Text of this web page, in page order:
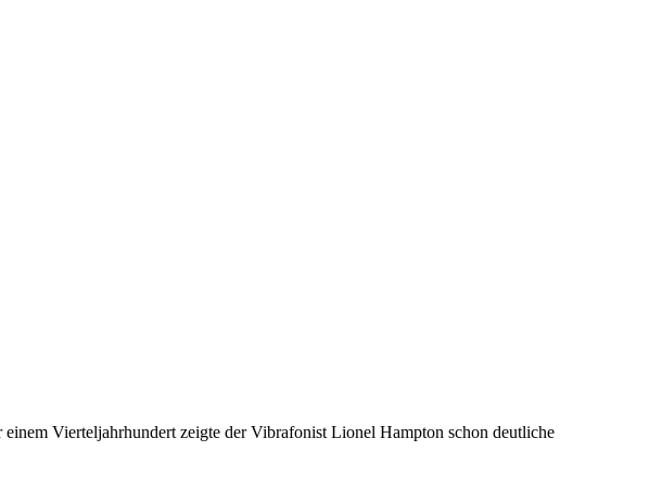
Vierteljahrhundert zeigte der Vibrafonist Lionel Hampton schon deutliche